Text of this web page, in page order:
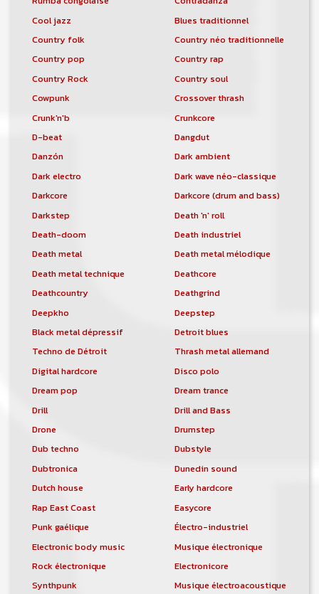
Cool jazz
Blues traditionnel
Country folk
Country néo traditionnelle
Country pop
Country rap
Country Rock
Country soul
Cowpunk
Crossover thrash
Crunk'n'b
Crunkcore
D-beat
Dangdut
Danzón
Dark ambient
Dark electro
Dark wave néo-classique
Darkcore
Darkcore (drum and bass)
Darkstep
Death 'n' roll
Death-doom
Death industriel
Death metal
Death metal mélodique
Death metal technique
Deathcore
Deathcountry
Deathgrind
Deepkho
Deepstep
Black metal dépressif
Detroit blues
Techno de Détroit
Thrash metal allemand
Digital hardcore
Disco polo
Dream pop
Dream trance
Drill
Drill and Bass
Drone
Drumstep
Dub techno
Dubstyle
Dubtronica
Dunedin sound
Dutch house
Early hardcore
Rap East Coast
Easycore
Punk gaélique
Électro-industriel
Electronic body music
Musique électronique
Rock électronique
Electronicore
Synthpunk
Musique électroacoustique